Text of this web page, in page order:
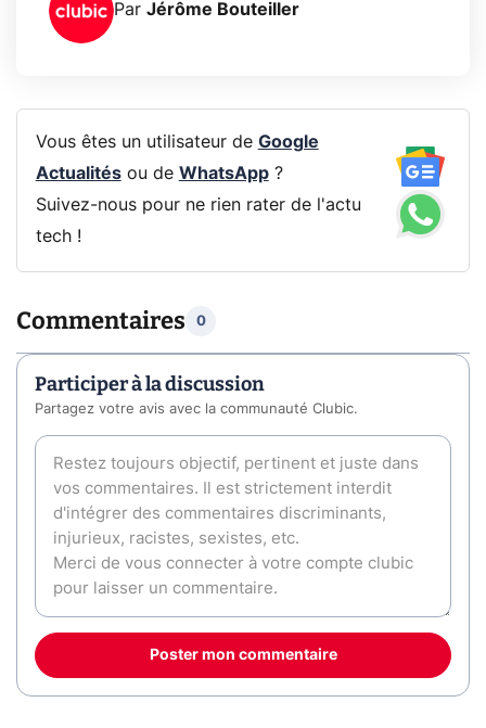
Par Jérôme Bouteiller
Vous êtes un utilisateur de Google
Actualitésou de WhatsApp?
Suivez-nous pour ne rien rater de l'actu
tech !
Commentaires 0
Participer à la discussion
Partagez votre avis avec la communauté Clubic.
Poster mon commentaire